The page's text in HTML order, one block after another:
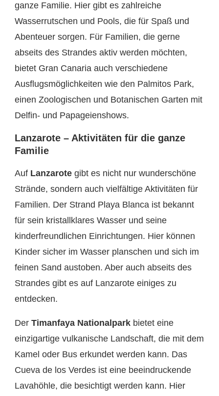
ganze Familie. Hier gibt es zahlreiche
Wasserrutschen und Pools, die für Spaß und
Abenteuer sorgen. Für Familien, die gerne
abseits des Strandes aktiv werden möchten,
bietet Gran Canaria auch verschiedene
Ausflugsmöglichkeiten wie den Palmitos Park,
einen Zoologischen und Botanischen Garten mit
Delfin- und Papageienshows.
Lanzarote – Aktivitäten für die ganze
Familie
Auf Lanzarote gibt es nicht nur wunderschöne
Strände, sondern auch vielfältige Aktivitäten für
Familien. Der Strand Playa Blanca ist bekannt
für sein kristallklares Wasser und seine
kinderfreundlichen Einrichtungen. Hier können
Kinder sicher im Wasser planschen und sich im
feinen Sand austoben. Aber auch abseits des
Strandes gibt es auf Lanzarote einiges zu
entdecken.
Der Timanfaya Nationalpark bietet eine
einzigartige vulkanische Landschaft, die mit dem
Kamel oder Bus erkundet werden kann. Das
Cueva de los Verdes ist eine beeindruckende
Lavahöhle, die besichtigt werden kann. Hier